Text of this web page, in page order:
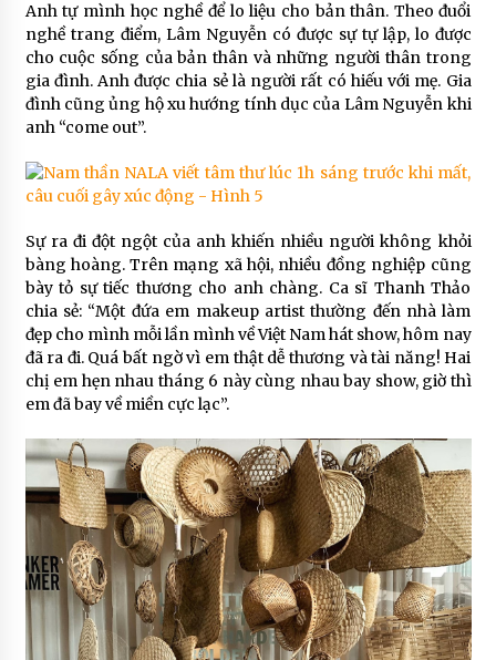
Anh tự mình học nghề để lo liệu cho bản thân. Theo đuổi
nghề trang điểm, Lâm Nguyễn có được sự tự lập, lo được
cho cuộc sống của bản thân và những người thân trong
gia đình. Anh được chia sẻ là người rất có hiếu với mẹ. Gia
đình cũng ủng hộ xu hướng tính dục của Lâm Nguyễn khi
anh “come out”.
Sự ra đi đột ngột của anh khiến nhiều người không khỏi
bàng hoàng. Trên mạng xã hội, nhiều đồng nghiệp cũng
bày tỏ sự tiếc thương cho anh chàng. Ca sĩ Thanh Thảo
chia sẻ: “Một đứa em makeup artist thường đến nhà làm
đẹp cho mình mỗi lần mình về Việt Nam hát show, hôm nay
đã ra đi. Quá bất ngờ vì em thật dễ thương và tài năng! Hai
chị em hẹn nhau tháng 6 này cùng nhau bay show, giờ thì
em đã bay về miền cực lạc”.